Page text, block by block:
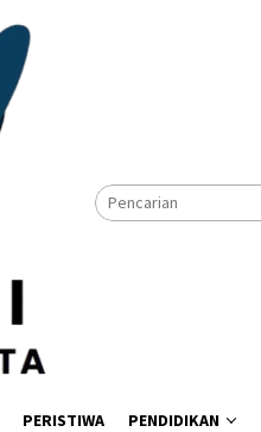
PERISTIWA PENDIDIKAN